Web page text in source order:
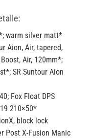
warm silver matt*
Aion, Air, tapered,
Air, 120mm*;
SR Suntour Aion
Fox Float DPS
210×50*
block lock
Post X-Fusion Manic